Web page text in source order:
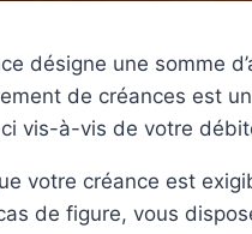
désigne une somme
de créances est
vis-à-vis de votre
votre créance est
de figure, vous